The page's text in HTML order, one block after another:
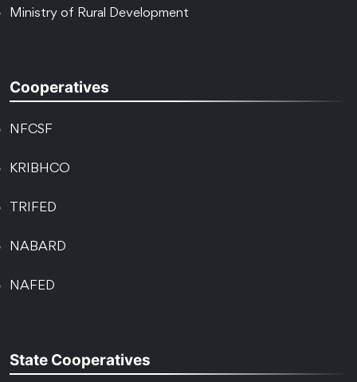
Ministry of Rural Development
Cooperatives
NFCSF
KRIBHCO
TRIFED
NABARD
NAFED
State Cooperatives